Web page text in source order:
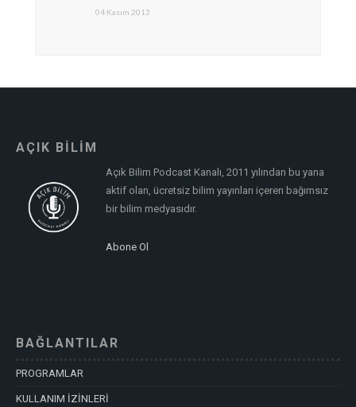
04 Kasım 2013
AÇIK BİLİM
Açık Bilim Podcast Kanalı, 2011 yılından bu yana
aktif olan, ücretsiz bilim yayınları içeren bağımsız
bir bilim medyasıdır.
Abone Ol
BAĞLANTILAR
PROGRAMLAR
KULLANIM İZİNLERİ